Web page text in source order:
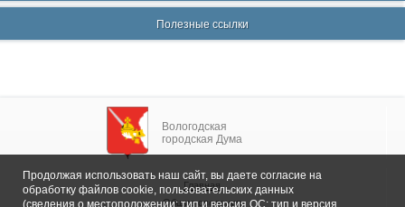
Полезные ссылки
Вологодская
городская Дума
Главная
Общие сведения
Продолжая использовать наш сайт, вы даете согласие на
обработку файлов cookie, пользовательских данных
(сведения о местоположении; тип и версия ОС; тип и версия